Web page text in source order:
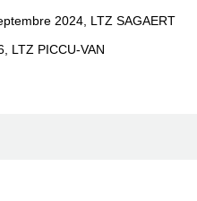
2024, LTZ SAGAERT
LTZ PICCU-VAN